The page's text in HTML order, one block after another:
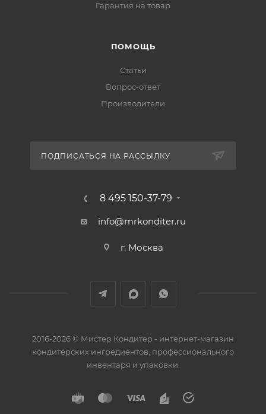
Гарантия на товар
ПОМОЩЬ
Статьи
Вопрос-ответ
Производители
ПОДПИСАТЬСЯ НА РАССЫЛКУ
8 495 150-37-79
info@mrkonditer.ru
г. Москва
2016-2026 © Мистер Кондитер - интернет-магазин
кондитерских ингредиентов, профессионального
инвентаря и упаковки.